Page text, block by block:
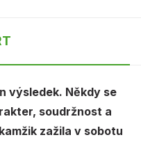
výsledek. Někdy se
soudržnost a
zažila v sobotu